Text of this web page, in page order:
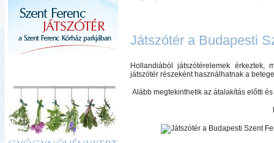
Játszótér a Budapesti
Hollandiából játszótérelemek érkeztek,
játszótér részeként használhatnak a
Alább megtekinthetik az átalakítás előtti